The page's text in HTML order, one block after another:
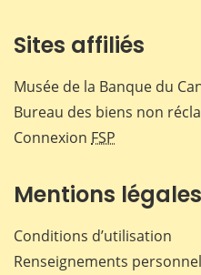
Sites affiliés
Musée de la Banque du
Bureau des biens non
Connexion FSP
Mentions légales
Conditions d’utilisation
Renseignements